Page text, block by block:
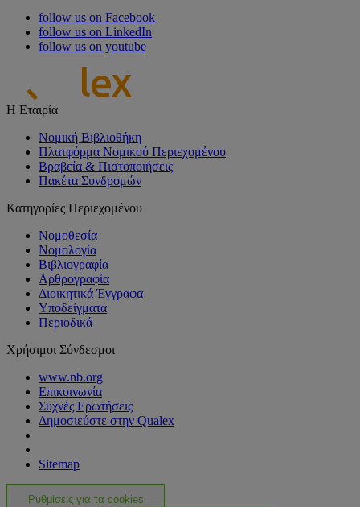
follow us on Facebook
follow us on LinkedIn
follow us on youtube
Η Εταιρία
Νομική Βιβλιοθήκη
Πλατφόρμα Νομικού Περιεχομένου
Βραβεία & Πιστοποιήσεις
Πακέτα Συνδρομών
Κατηγορίες Περιεχομένου
Νομοθεσία
Νομολογία
Βιβλιογραφία
Αρθρογραφία
Διοικητικά Έγγραφα
Υποδείγματα
Περιοδικά
Χρήσιμοι Σύνδεσμοι
www.nb.org
Επικοινωνία
Συχνές Ερωτήσεις
Δημοσιεύστε στην Qualex
Sitemap
Ρυθμίσεις για τα cookies